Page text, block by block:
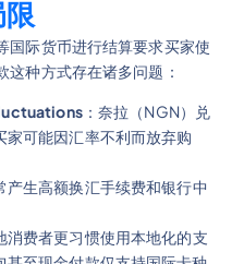
国际货币进行结算要求买家使
这种方式存在诸多问题：
：奈拉（NGN）兑
可能因汇率不利而放弃购
产生高额换汇手续费和银行中
消费者更习惯使用本地化的支